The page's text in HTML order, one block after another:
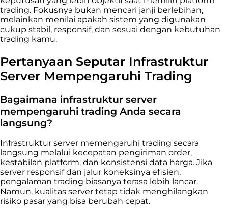
trading. Fokusnya bukan mencari janji berlebihan,
melainkan menilai apakah sistem yang digunakan
cukup stabil, responsif, dan sesuai dengan kebutuhan
trading kamu.
Pertanyaan Seputar Infrastruktur
Server Mempengaruhi Trading
Bagaimana infrastruktur server
mempengaruhi trading Anda secara
langsung?
Infrastruktur server memengaruhi trading secara
langsung melalui kecepatan pengiriman order,
kestabilan platform, dan konsistensi data harga. Jika
server responsif dan jalur koneksinya efisien,
pengalaman trading biasanya terasa lebih lancar.
Namun, kualitas server tetap tidak menghilangkan
risiko pasar yang bisa berubah cepat.